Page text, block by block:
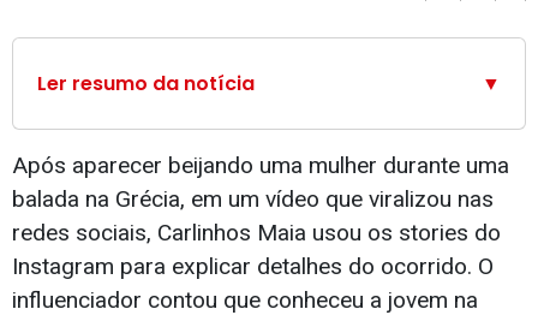
Ler resumo da notícia ▼
Após aparecer beijando uma mulher durante uma
balada na Grécia, em um vídeo que viralizou nas
redes sociais, Carlinhos Maia usou os stories do
Instagram para explicar detalhes do ocorrido. O
influenciador contou que conheceu a jovem na